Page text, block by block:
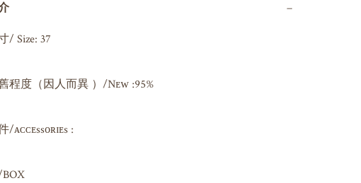
−
/ Size: 37
程度（因人而異 ）/Nᴇᴡ :95%
/ᴀᴄᴄᴇssᴏʀɪᴇs :